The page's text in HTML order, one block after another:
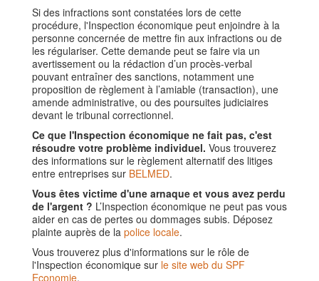
Si des infractions sont constatées lors de cette
procédure, l'Inspection économique peut enjoindre à la
personne concernée de mettre fin aux infractions ou de
les régulariser. Cette demande peut se faire via un
avertissement ou la rédaction d’un procès-verbal
pouvant entraîner des sanctions, notamment une
proposition de règlement à l’amiable (transaction), une
amende administrative, ou des poursuites judiciaires
devant le tribunal correctionnel.
Ce que l'Inspection économique ne fait pas, c'est
résoudre votre problème individuel. Vous trouverez
des informations sur le règlement alternatif des litiges
entre entreprises sur BELMED.
Vous êtes victime d'une arnaque et vous avez perdu
de l'argent ? L’Inspection économique ne peut pas vous
aider en cas de pertes ou dommages subis. Déposez
plainte auprès de la police locale.
Vous trouverez plus d'informations sur le rôle de
l'Inspection économique sur le site web du SPF
Economie.